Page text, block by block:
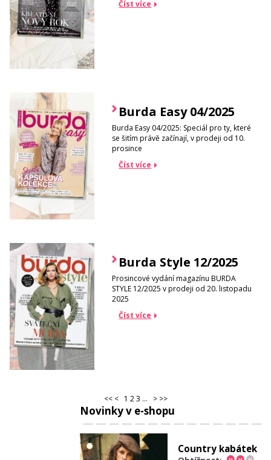
Číst více
Burda Easy 04/2025
Burda Easy 04/2025: Speciál pro ty, které
se šitím právě začínají, v prodeji od 10.
prosince
Číst více
Burda Style 12/2025
Prosincové vydání magazínu BURDA
STYLE 12/2025 v prodeji od 20. listopadu
2025
Číst více
<< < 1 2 3 ... > >>
Novinky v e-shopu
Country kabátek